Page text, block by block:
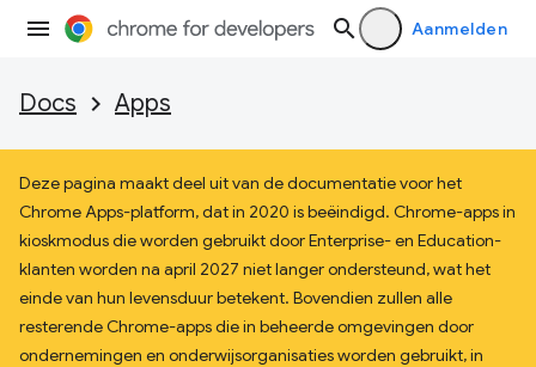
Aanmelden
Docs Apps
Deze pagina maakt deel uit van de documentatie voor het
Chrome Apps-platform, dat in 2020 is beëindigd. Chrome-apps in
kioskmodus die worden gebruikt door Enterprise- en Education-
klanten worden na april 2027 niet langer ondersteund, wat het
einde van hun levensduur betekent. Bovendien zullen alle
resterende Chrome-apps die in beheerde omgevingen door
ondernemingen en onderwijsorganisaties worden gebruikt, in